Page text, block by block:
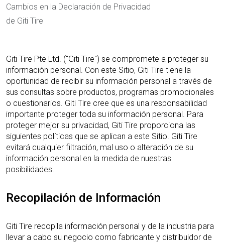
Cambios en la Declaración de Privacidad
de Giti Tire
Giti Tire Pte Ltd. ("Giti Tire") se compromete a proteger su
información personal. Con este Sitio, Giti Tire tiene la
oportunidad de recibir su información personal a través de
sus consultas sobre productos, programas promocionales
o cuestionarios. Giti Tire cree que es una responsabilidad
importante proteger toda su información personal. Para
proteger mejor su privacidad, Giti Tire proporciona las
siguientes políticas que se aplican a este Sitio. Giti Tire
evitará cualquier filtración, mal uso o alteración de su
información personal en la medida de nuestras
posibilidades.
Recopilación de Información
Giti Tire recopila información personal y de la industria para
llevar a cabo su negocio como fabricante y distribuidor de